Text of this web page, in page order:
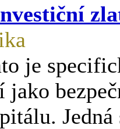
je
jako
Jedná